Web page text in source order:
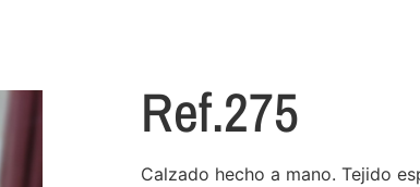
Ref.275
Calzado hecho a mano. Tejido